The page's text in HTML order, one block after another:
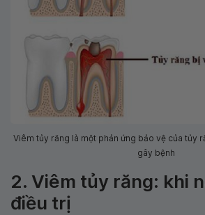
Viêm tủy răng là một phản ứng bảo vệ của tủy
gây bệnh
2. Viêm tủy răng: khi
điều trị